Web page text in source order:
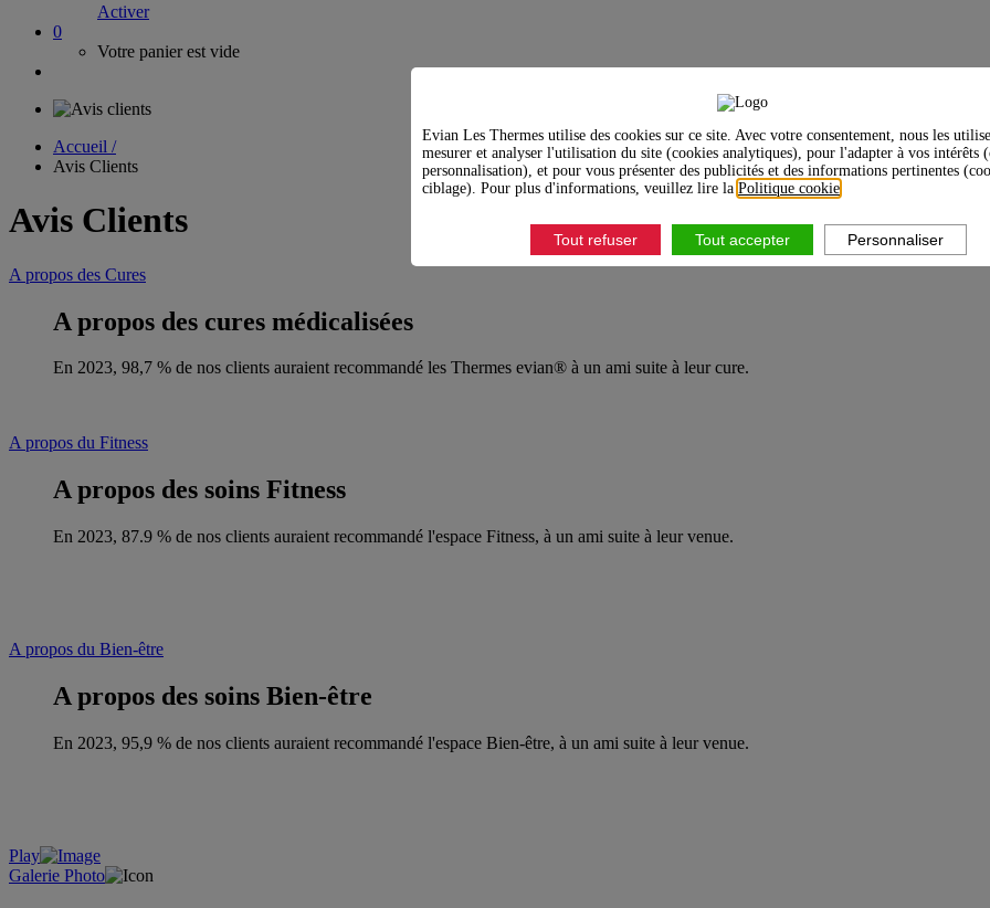
Evian Les Thermes utilise des cookies sur ce site. Avec votre consentement, nous les
mesurer et analyser l'utilisation du site (cookies analytiques), pour l'adapter à vos intérêts
personnalisation), et pour vous présenter des publicités et des informations pertinentes
ciblage). Pour plus d'informations, veuillez lire la Politique cookie
Tout refuser Tout accepter Personnaliser
Activer
0
Votre panier est vide
Accueil /
Avis Clients
Avis Clients
A propos des Cures
A propos des cures médicalisées
En 2023, 98,7 % de nos clients auraient recommandé les Thermes evian® à un ami suite à leur cure.
A propos du Fitness
A propos des soins Fitness
En 2023, 87.9 % de nos clients auraient recommandé l'espace Fitness, à un ami suite à leur venue.
A propos du Bien-être
A propos des soins Bien-être
En 2023, 95,9 % de nos clients auraient recommandé l'espace Bien-être, à un ami suite à leur venue.
Play
Galerie Photo